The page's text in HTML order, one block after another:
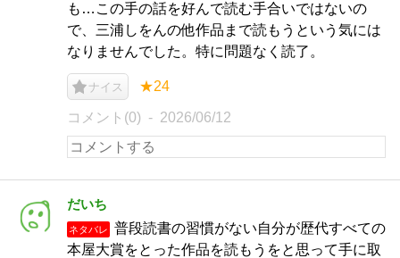
も…この手の話を好んで読む手合いではないの
で、三浦しをんの他作品まで読もうという気には
なりませんでした。特に問題なく読了。
ナイス ★24
コメント(0) 2026/06/12
だいち
ネタバレ
普段読書の習慣がない自分が歴代すべての
本屋大賞をとった作品を読もうをと思って手に取